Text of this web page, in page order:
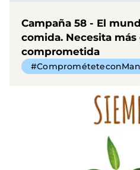
Campaña 58 - El
comida. Necesita
comprometida